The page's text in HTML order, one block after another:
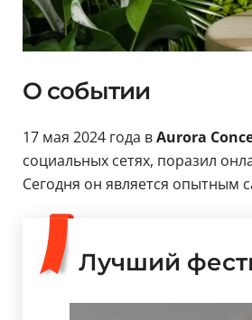
О событии
17 мая 2024 года вAurora
социальных сетях, поразил
Сегодня он является опытным
Лучший